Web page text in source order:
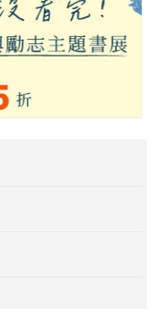
情緒勒索，如何在這個情緒
可以理解到，什麼是真正的
多容易被勒索──認清自己
「堅定的心」，你才可能
的三分鐘內，學習以對等
定位」──